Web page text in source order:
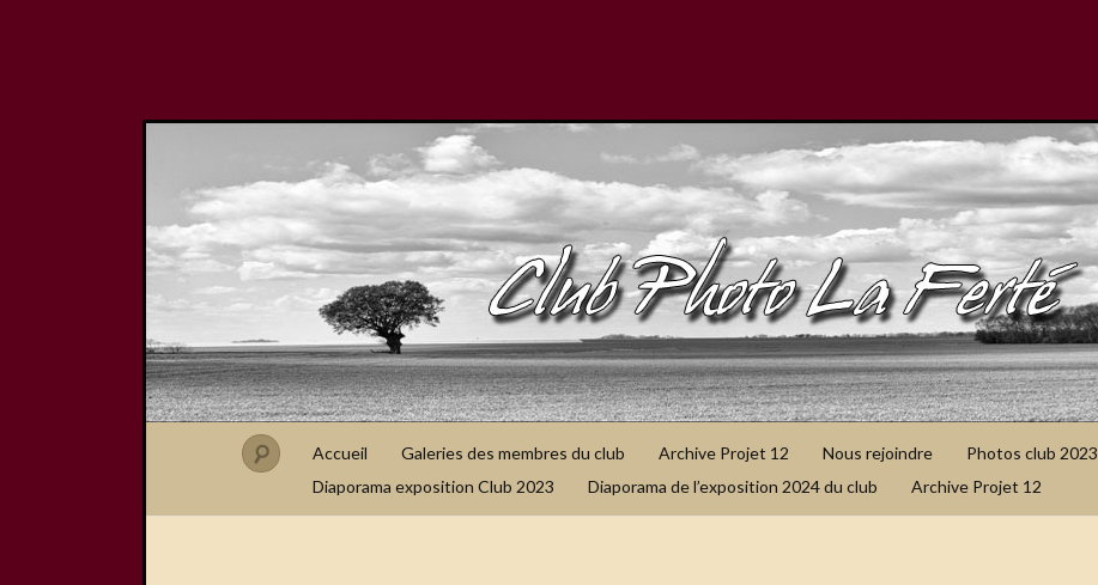
Accueil Galeries des membres du club Archive Projet 12 Nous rejoindre Photos club 2023
Diaporama exposition Club 2023
Diaporama de l’exposition 2024 du club Archive Projet 12